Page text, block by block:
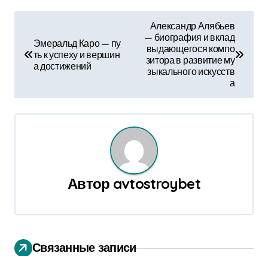
и
г
я
п
Эмеральд Каро — пу
ть к успеху и вершин
а достижений
Александр Алябьев
— биография и вклад
выдающегося компо
зитора в развитие му
зыкального искусств
а
Автор avtostroybet
Связанные записи